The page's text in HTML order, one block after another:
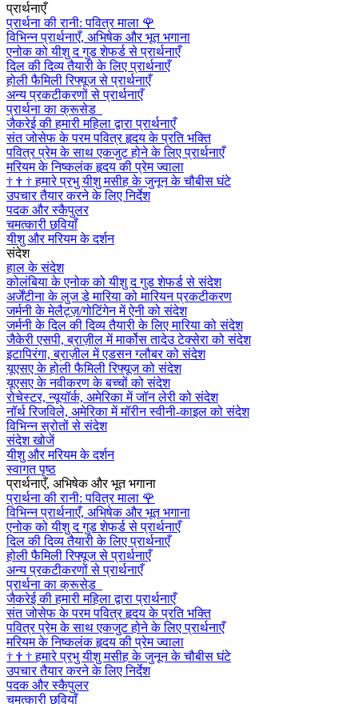
प्रार्थनाएँ
प्रार्थना की रानी: पवित्र माला 🌹
विभिन्न प्रार्थनाएँ, अभिषेक और भूत भगाना
एनोक को यीशु द गुड शेफर्ड से प्रार्थनाएँ
दिल की दिव्य तैयारी के लिए प्रार्थनाएँ
होली फैमिली रिफ्यूज से प्रार्थनाएँ
अन्य प्रकटीकरणों से प्रार्थनाएँ
प्रार्थना का क्रूसेड
जैकरेई की हमारी महिला द्वारा प्रार्थनाएँ
संत जोसेफ के परम पवित्र हृदय के प्रति भक्ति
पवित्र प्रेम के साथ एकजुट होने के लिए प्रार्थनाएँ
मरियम के निष्कलंक हृदय की प्रेम ज्वाला
† † † हमारे प्रभु यीशु मसीह के जुनून के चौबीस घंटे
उपचार तैयार करने के लिए निर्देश
पदक और स्कैपुलर
चमत्कारी छवियाँ
यीशु और मरियम के दर्शन
संदेश
हाल के संदेश
कोलंबिया के एनोक को यीशु द गुड शेफर्ड से संदेश
अर्जेंटीना के लुज डे मारिया को मारियन प्रकटीकरण
जर्मनी के मेलैट्ज़/गोटिंगेन में ऐनी को संदेश
जर्मनी के दिल की दिव्य तैयारी के लिए मारिया को संदेश
जैकेरी एसपी, ब्राज़ील में मार्कोस तादेउ टेक्सेरा को संदेश
इटापिरंगा, ब्राज़ील में एडसन ग्लौबर को संदेश
यूएसए के होली फैमिली रिफ्यूज को संदेश
यूएसए के नवीकरण के बच्चों को संदेश
रोचेस्टर, न्यूयॉर्क, अमेरिका में जॉन लेरी को संदेश
नॉर्थ रिजविले, अमेरिका में मॉरीन स्वीनी-काइल को संदेश
विभिन्न स्रोतों से संदेश
संदेश खोजें
यीशु और मरियम के दर्शन
स्वागत पृष्ठ
प्रार्थनाएँ, अभिषेक और भूत भगाना
प्रार्थना की रानी: पवित्र माला 🌹
विभिन्न प्रार्थनाएँ, अभिषेक और भूत भगाना
एनोक को यीशु द गुड शेफर्ड से प्रार्थनाएँ
दिल की दिव्य तैयारी के लिए प्रार्थनाएँ
होली फैमिली रिफ्यूज से प्रार्थनाएँ
अन्य प्रकटीकरणों से प्रार्थनाएँ
प्रार्थना का क्रूसेड
जैकरेई की हमारी महिला द्वारा प्रार्थनाएँ
संत जोसेफ के परम पवित्र हृदय के प्रति भक्ति
पवित्र प्रेम के साथ एकजुट होने के लिए प्रार्थनाएँ
मरियम के निष्कलंक हृदय की प्रेम ज्वाला
† † † हमारे प्रभु यीशु मसीह के जुनून के चौबीस घंटे
उपचार तैयार करने के लिए निर्देश
पदक और स्कैपुलर
चमत्कारी छवियाँ